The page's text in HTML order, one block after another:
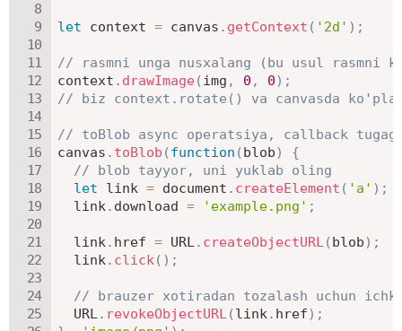
let context = canvas . getContext ( '2d' ) ;
// rasmni unga nusxalang (bu usul rasmni
context . drawImage (img , 0 , 0) ;
// biz context.rotate() va canvasda
// toBlob async operatsiya, callback
canvas . toBlob (function (blob)
{
// blob tayyor, uni yuklab oling
let link = document . createElement ( 'a' ) ;
  link
. download = 'example.png' ;
  link
. href = URL . createObjectURL (blob) ;
  link
. click ( ) ;
// brauzer xotiradan tozalash uchun
URL . revokeObjectURL (link . href) ;